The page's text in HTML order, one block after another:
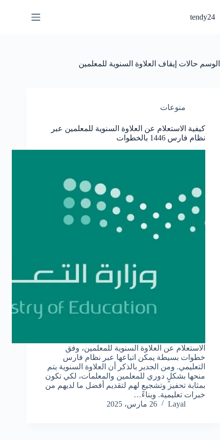
إلى
المحتوى
tendy24
الوسم حالات إيقاف العلاوة السنوية للمعلمين
منوعات
كيفية الاستعلام عن العلاوة السنوية للمعلمين عبر
نظام فارس 1446 بالخطوات
الاستعلام عن العلاوة السنوية للمعلمين، وفق
خطوات بسيطة يمكن اتباعها عبر نظام فارس
التعليمي. ومن الجدير بالذكر أن العلاوة السنوية يتم
منحها بشكلٍ دوري للمعلمين والمعلمات، لكي تكون
بمثابة تحفيز وتشجيع لهم لتقديم أفضل ما لديهم من
خبرات تعليمية. وبناءً…
Layal
26 مارس، 2025